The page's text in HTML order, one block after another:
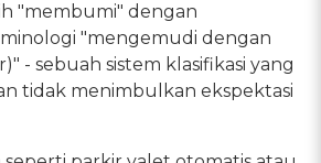
"membumi" dengan
"mengemudi dengan
- sebuah sistem klasifikasi yang
tidak menimbulkan ekspektasi